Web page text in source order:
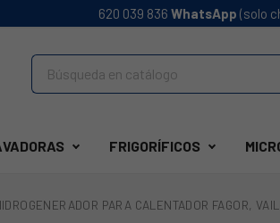
620 039 836 WhatsApp (solo
FRIGORÍFICOS
PARA CALENTADOR FAGOR,